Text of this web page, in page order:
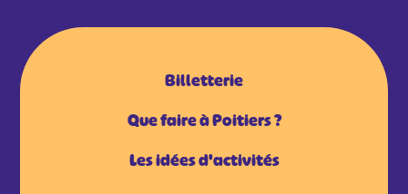
Billetterie
Que faire à Poitiers ?
Les idées d'activités